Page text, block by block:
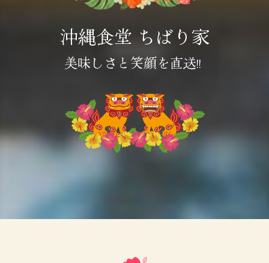
沖縄食堂 ちばり家
美味しさと笑顔を直送!!